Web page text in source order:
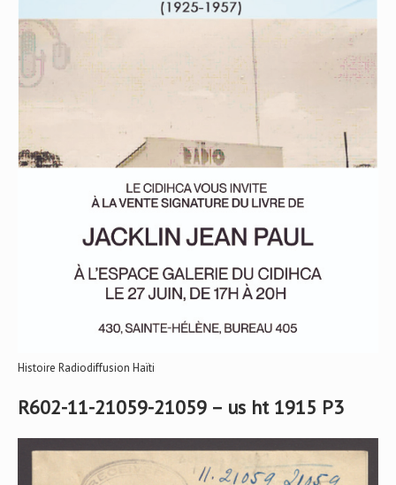
Histoire Radiodiffusion Haïti
R602-11-21059-21059 – us ht 1915 P3